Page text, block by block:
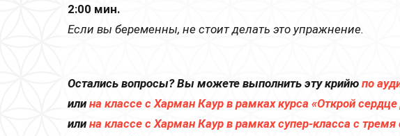
2:00 мин.
Если вы беременны, не стоит делать это упражнение.
Остались вопросы?Вы можете выполнить эту крийю по
или на классе с Харман Каур в рамках курса «Открой
или на классе с Харман Каур в рамках супер-класса с